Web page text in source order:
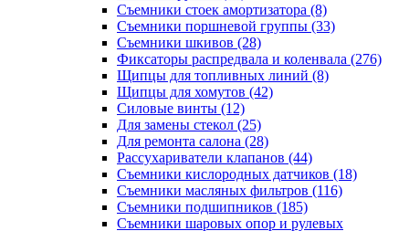
Съемники стоек амортизатора (8)
Съемники поршневой группы (33)
Съемники шкивов (28)
Фиксаторы распредвала и коленвала (276)
Щипцы для топливных линий (8)
Щипцы для хомутов (42)
Силовые винты (12)
Для замены стекол (25)
Для ремонта салона (28)
Рассухариватели клапанов (44)
Съемники кислородных датчиков (18)
Съемники масляных фильтров (116)
Съемники подшипников (185)
Съемники шаровых опор и рулевых